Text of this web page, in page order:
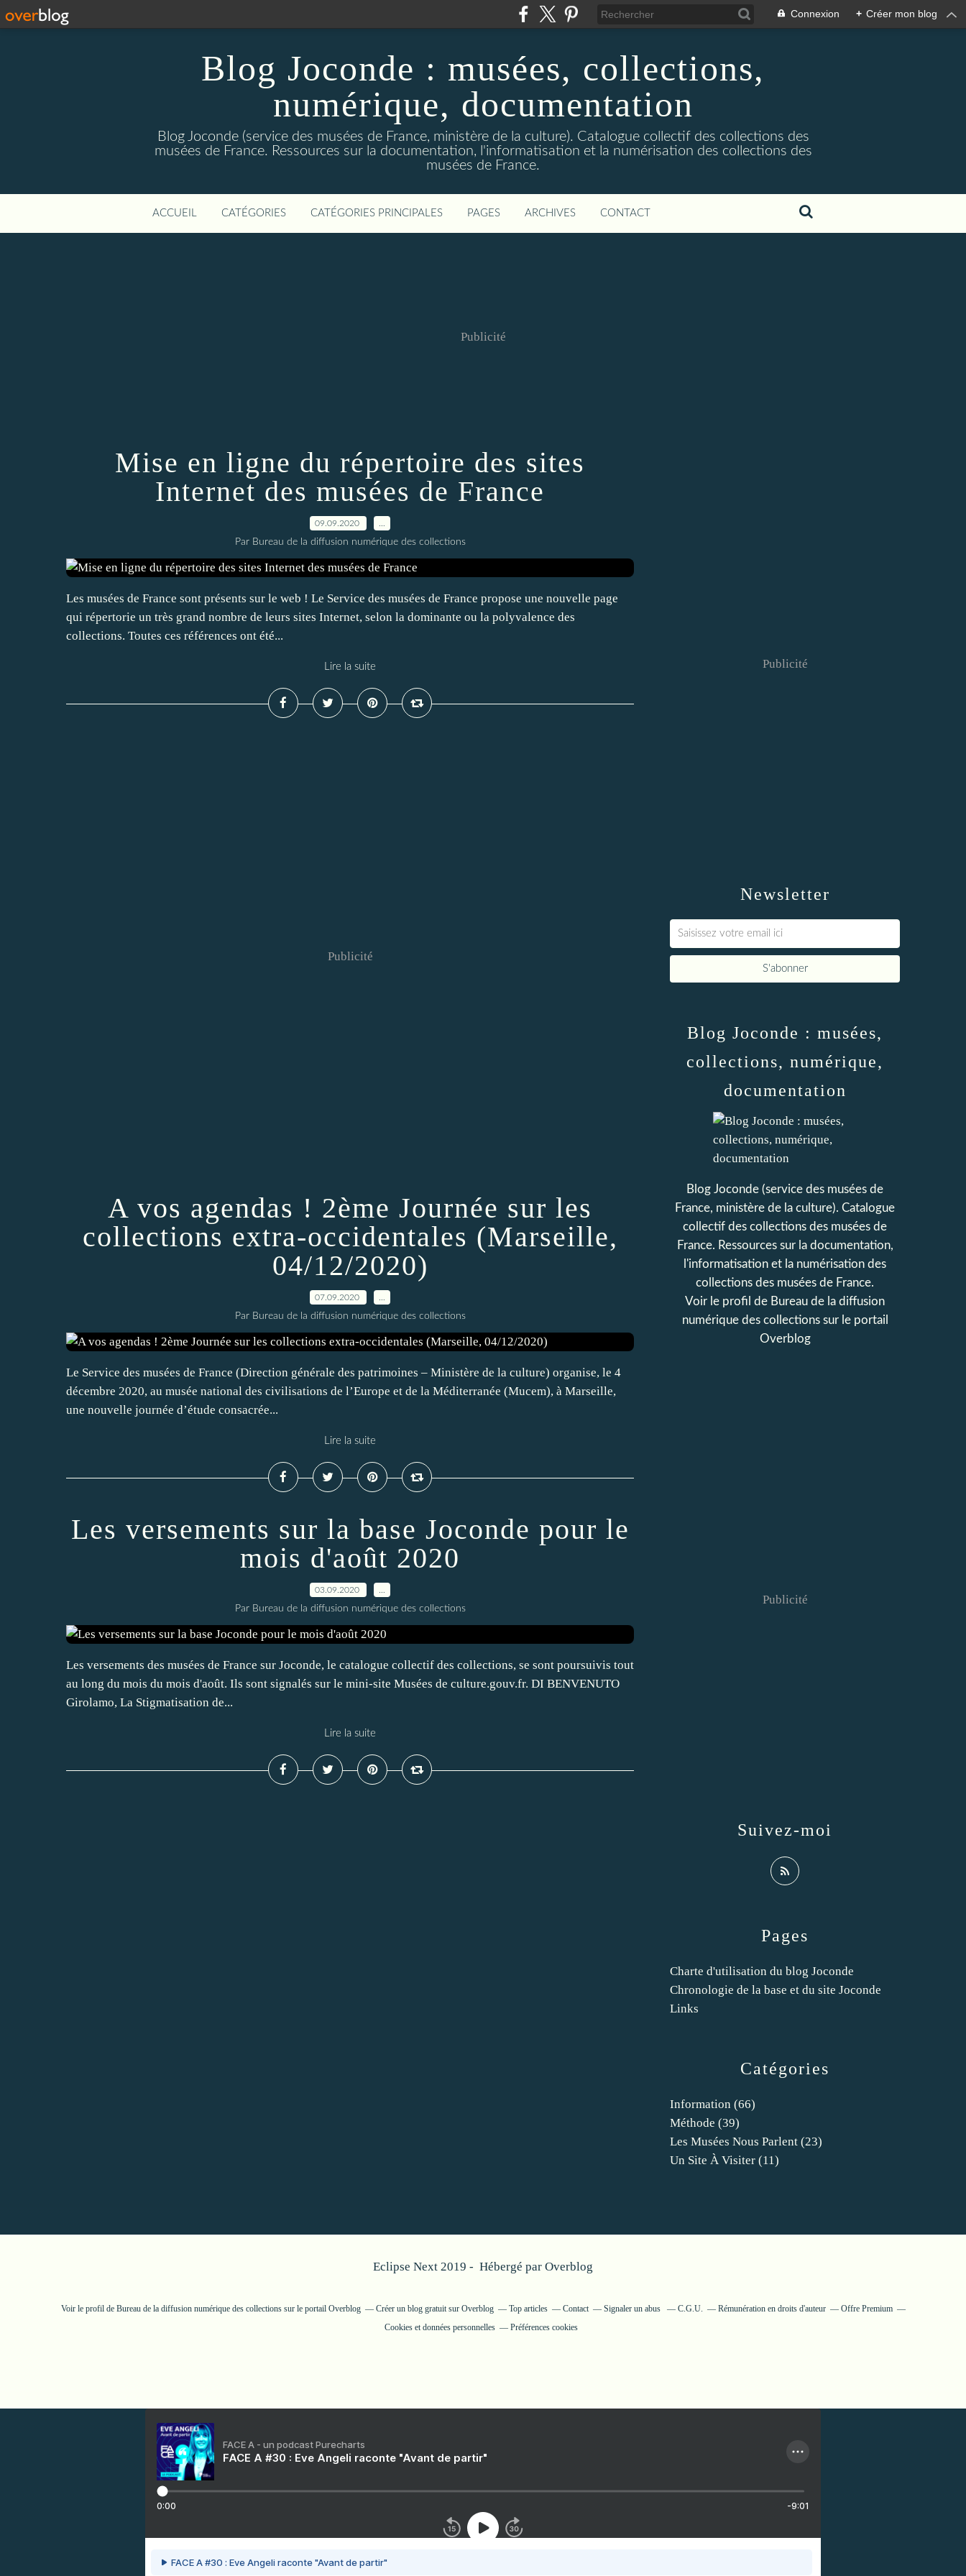
Connexion + Créer mon blog
Blog Joconde : musées, collections,
numérique, documentation
Blog Joconde (service des musées de France, ministère de la culture). Catalogue collectif des collections des
musées de France. Ressources sur la documentation, l'informatisation et la numérisation des collections des
musées de France.
ACCUEIL CATÉGORIES CATÉGORIES PRINCIPALES PAGES ARCHIVES CONTACT
Publicité
Mise en ligne du répertoire des sites
Internet des musées de France
09.09.2020
Par Bureau de la diffusion numérique des collections
Les musées de France sont présents sur le web ! Le Service des musées de France propose une nouvelle page
qui répertorie un très grand nombre de leurs sites Internet, selon la dominante ou la polyvalence des
collections. Toutes ces références ont été...
Lire la suite
Publicité
A vos agendas ! 2ème Journée sur les
collections extra-occidentales (Marseille,
04/12/2020)
07.09.2020
Par Bureau de la diffusion numérique des collections
Le Service des musées de France (Direction générale des patrimoines – Ministère de la culture) organise, le 4
décembre 2020, au musée national des civilisations de l’Europe et de la Méditerranée (Mucem), à Marseille,
une nouvelle journée d’étude consacrée...
Lire la suite
Les versements sur la base Joconde pour le
mois d'août 2020
03.09.2020
Par Bureau de la diffusion numérique des collections
Les versements des musées de France sur Joconde, le catalogue collectif des collections, se sont poursuivis tout
au long du mois du mois d'août. Ils sont signalés sur le mini-site Musées de culture.gouv.fr. DI BENVENUTO
Girolamo, La Stigmatisation de...
Lire la suite
Newsletter
Publicité
Catégories
Information (66)
Méthode (39)
Les Musées Nous Parlent (23)
Un Site À Visiter (11)
Pages
Charte d'utilisation du blog Joconde
Chronologie de la base et du site Joconde
Links
Blog Joconde : musées,
collections, numérique,
documentation
Blog Joconde (service des musées de
France, ministère de la culture). Catalogue
collectif des collections des musées de
France. Ressources sur la documentation,
l'informatisation et la numérisation des
collections des musées de France.
Voir le profil de Bureau de la diffusion
numérique des collectionssur le portail
Overblog
Suivez-moi
Publicité
Eclipse Next 2019 - Hébergé par Overblog
Voir le profil de Bureau de la diffusion numérique des collectionssur le portail Overblog Créer un blog gratuit sur Overblog Top articles Contact Signaler un abus C.G.U. Rémunération en droits d'auteur
Offre Premium
Cookies et données personnelles
Préférences cookies
FACE A - un podcast Purecharts
FACE A #30 : Eve Angeli raconte "Avant de partir"
0:00 -9:01
FACE A #30 : Eve Angeli raconte "Avant de partir"